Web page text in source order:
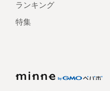
ランキング
特集